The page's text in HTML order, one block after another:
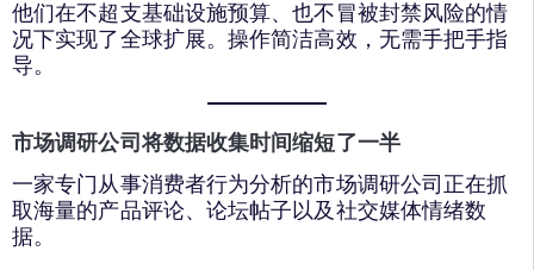
他们在不超支基础设施预算、也不冒被封禁风险的情
况下实现了全球扩展。操作简洁高效，无需手把手指
导。
市场调研公司将数据收集时间缩短了一半
一家专门从事消费者行为分析的市场调研公司正在抓
取海量的产品评论、论坛帖子以及社交媒体情绪数
据。